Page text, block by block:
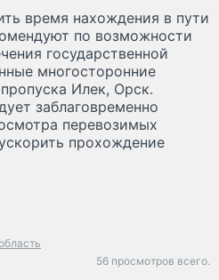
время нахождения в пути
по возможности
государственной
многосторонние
Илек, Орск.
заблаговременно
перевозимых
прохождение
56 просмотров всего.